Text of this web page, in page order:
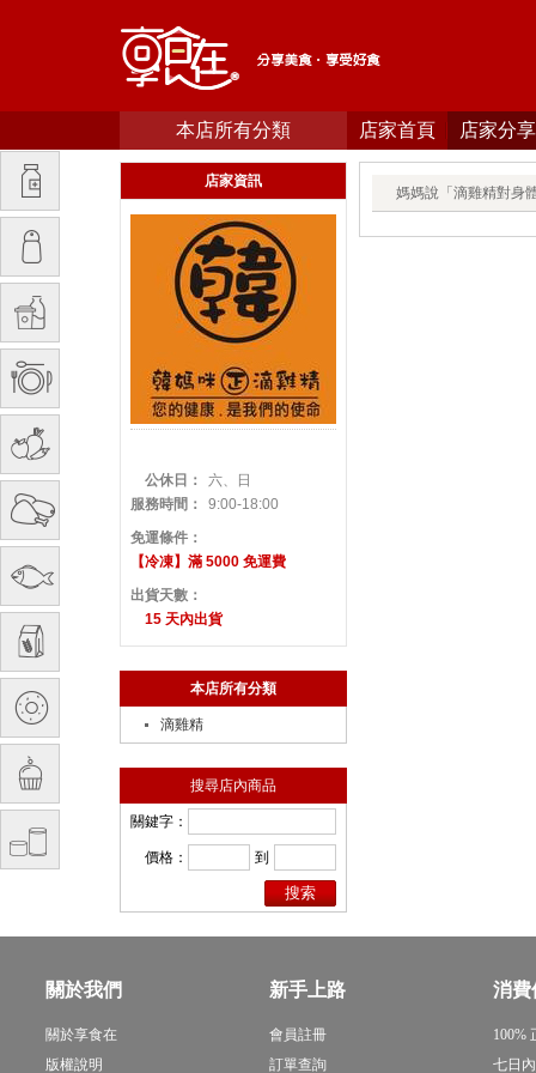
本店所有分類 店家首頁 店家分
店家資訊
公休日：
六、日
服務時間：
9:00-18:00
免運條件：
【冷凍】滿 5000 免運費
出貨天數：
15 天內出貨
本店所有分類
滴雞精
搜尋店內商品
關鍵字：
價格： 到
媽媽說「滴雞精對身
關於我們
關於享食在
版權說明
新手上路
會員註冊
訂單查詢
消費
100%
七日